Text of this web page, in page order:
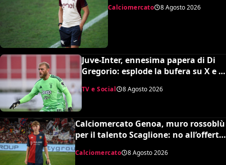
Calciomercato 8 Agosto 2026
Juve-Inter, ennesima papera di Di
Gregorio: esplode la bufera su X e il
web chiede un nuovo portiere
TV e Social 8 Agosto 2026
Calciomercato Genoa, muro rossoblù
per il talento Scaglione: no all’offerta
da un milione del Borussia
Dortmund
Calciomercato 8 Agosto 2026